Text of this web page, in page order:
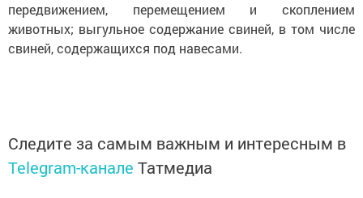
передвижением, перемещением и скоплением
животных; выгульное содержание свиней, в том числе
свиней, содержащихся под навесами.
Следите за самым важным и интересным в
Telegram-канале Татмедиа